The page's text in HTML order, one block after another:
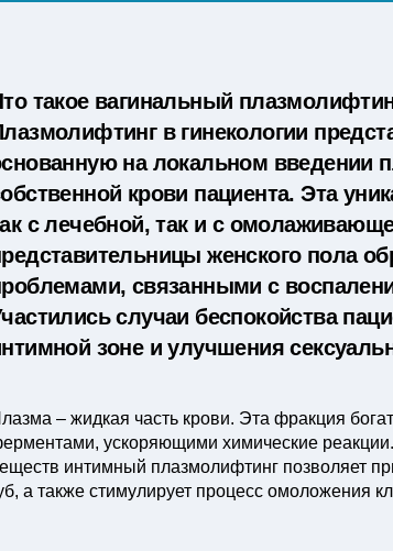
такое вагинальный
в гинекологии
на локальном введении
крови пациента. Эта
с лечебной, так и с
женского пола
связанными с
случаи беспокойства
зоне и улучшения
– жидкая часть крови. Эта фракция
ускоряющими химические
интимный плазмолифтинг позволяет
а также стимулирует процесс омоложения